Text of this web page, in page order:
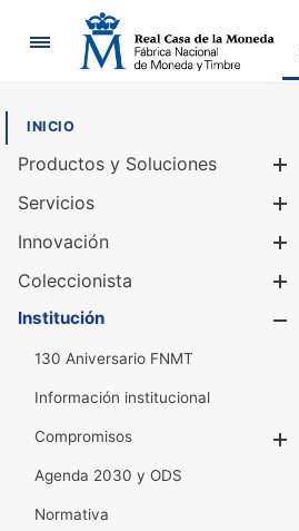
Navegación
INICIO
Productos y Soluciones
Servicios
Innovación
Coleccionista
Institución
130 Aniversario FNMT
Información institucional
Compromisos
Agenda 2030 y ODS
Normativa